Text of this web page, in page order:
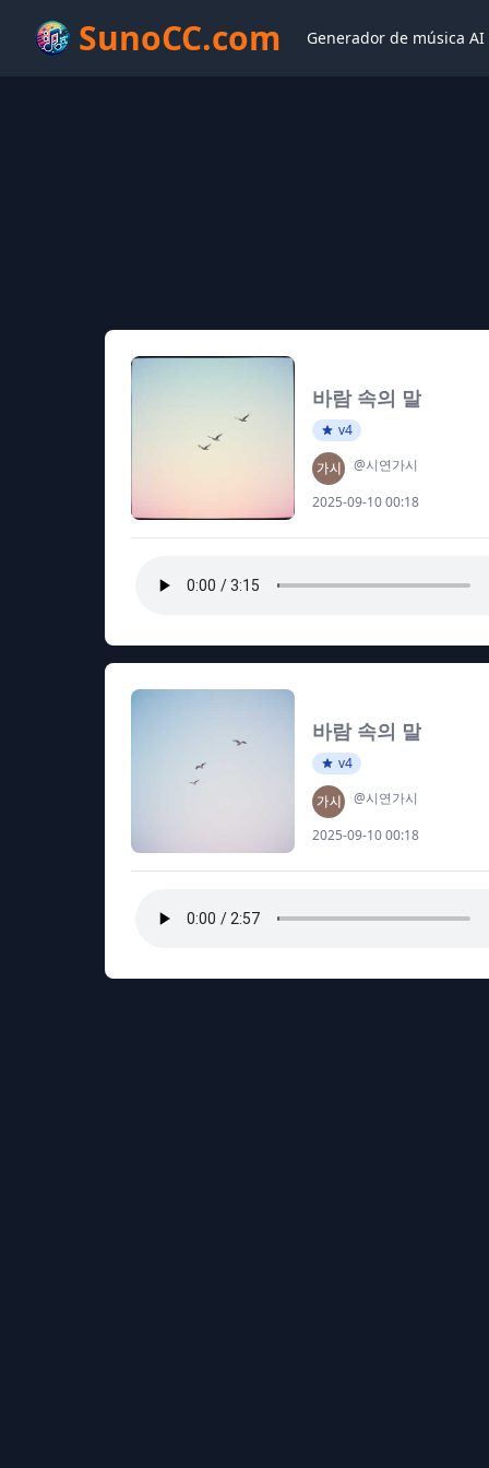
SunoCC.com Generador de música AI
바람 속의 말
v4
@시연가시
2025-09-10 00:18
바람 속의 말
v4
@시연가시
2025-09-10 00:18